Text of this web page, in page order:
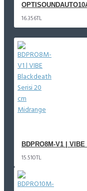
16.356TL
BDPRO8M-V1 |
15.510TL